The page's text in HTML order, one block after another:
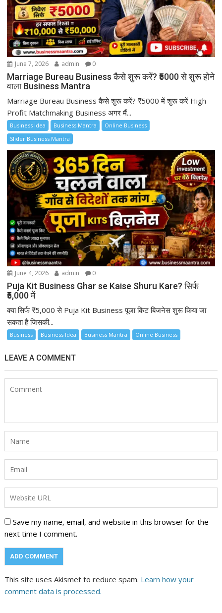
June 7, 2026 admin 0
Marriage Bureau Business कैसे शुरू करें? ₹5000 से शुरू होने
वाला Business Mantra
Marriage Bureau Business कैसे शुरू करें? ₹5000 में शुरू करें High
Profit Matchmaking Business अगर मैं...
Business Idea Business Mantra
Online Business
Slider Business Mantra
June 4, 2026 admin 0
Puja Kit Business Ghar se Kaise Shuru Kare? सिर्फ
₹5,000 में
क्या सिर्फ ₹5,000 से Puja Kit Business पूजा किट बिजनेस शुरू किया जा
सकता है जिसकी...
Business Business Idea Business Mantra Online Business
LEAVE A COMMENT
Save my name, email, and website in this browser for the
next time I comment.
This site uses Akismet to reduce spam. Learn how your
comment data is processed.